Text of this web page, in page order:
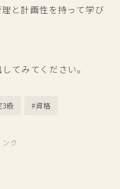
と計画性を持って学び
てみてください。
級 #資格
ク